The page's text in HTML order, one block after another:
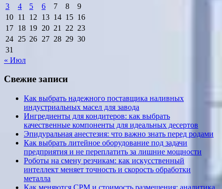
3
4 5 6 7 8
9
10 11 12 13 14 15 16
17 18 19 20 21 22 23
24 25 26 27 28 29 30
31
« Июл
Свежие записи
Как выбрать надежного поставщика наливных
индустриальных масел для завода
Ингредиенты для кондитеров: как выбрать
качественные компоненты для идеальных десертов
Эпидуральная анестезия: что важно знать перед родами
Как выбрать литейное оборудование под задачи
предприятия и не переплатить за лишние мощности
Роботы на смену резчикам: как искусственный
интеллект меняет точность и скорость обработки
металла